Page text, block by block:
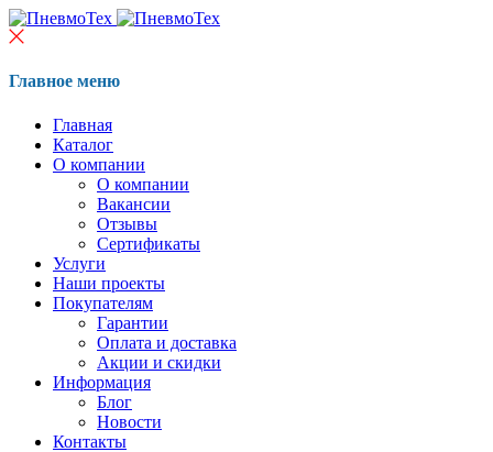
Главное меню
Главная
Каталог
О компании
О компании
Вакансии
Отзывы
Сертификаты
Услуги
Наши проекты
Покупателям
Гарантии
Оплата и доставка
Акции и скидки
Информация
Блог
Новости
Контакты